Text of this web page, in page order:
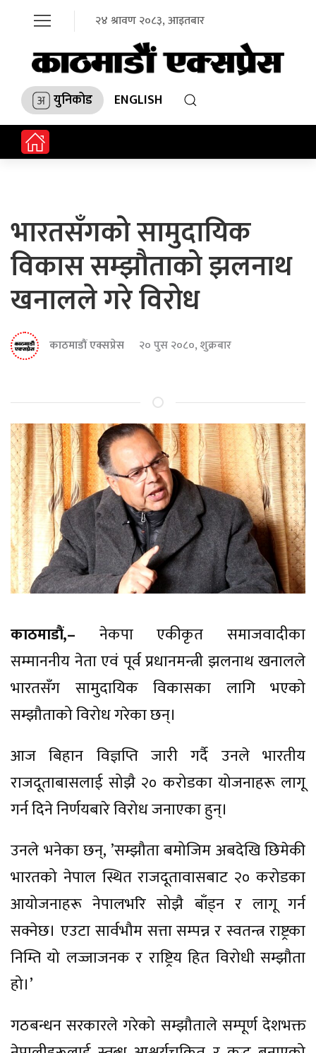
२४ श्रावण २०८३, आइतबार
युनिकोड ENGLISH
भारतसँगको सामुदायिक
विकास सम्झौताको झलनाथ
खनालले गरे विरोध
काठमाडौं एक्सप्रेस २० पुस २०८०, शुक्रबार
काठमाडौं,– नेकपा एकीकृत समाजवादीका
सम्माननीय नेता एवं पूर्व प्रधानमन्त्री झलनाथ खनालले
भारतसँग सामुदायिक विकासका लागि भएको
सम्झौताको विरोध गरेका छन्।
आज बिहान विज्ञप्ति जारी गर्दै उनले भारतीय
राजदूताबासलाई सोझै २० करोडका योजनाहरू लागू
गर्न दिने निर्णयबारे विरोध जनाएका हुन्।
उनले भनेका छन्, ’सम्झौता बमोजिम अबदेखि छिमेकी
भारतको नेपाल स्थित राजदूतावासबाट २० करोडका
आयोजनाहरू नेपालभरि सोझै बाँड्न र लागू गर्न
सक्नेछ। एउटा सार्वभौम सत्ता सम्पन्न र स्वतन्त्र राष्ट्रका
निम्ति यो लज्जाजनक र राष्ट्रिय हित विरोधी सम्झौता
हो।’
गठबन्धन सरकारले गरेको सम्झौताले सम्पूर्ण देशभक्त